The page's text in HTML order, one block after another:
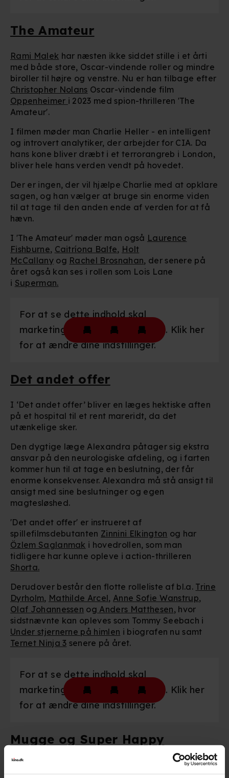
The Amateur
Rami Malek har næsten ikke siddet stille i et årti
med både store, Oscar-vindende roller og mindre
biroller til højre og venstre. Nu er han tilbage efter
Christopher Nolans Oscar-vindende film
Oppenheimer i 2023 med spion-thrilleren 'The
Amateur'.
I filmen møder man Charlie Heller - en intelligent
og introvert analytiker, der arbejder for CIA. Da
hans kone bliver dræbt i et terrorangreb i London,
bliver hele hans verden vendt på hovedet.
Der er ingen, der vil hjælpe Charlie med at opklare
sagen, og han vælger at bruge sin enorme viden
til at tage til den anden ende af verden for at få
hævn.
I 'The Amateur' møder man også Laurence
Fishburne, Caitríona Balfe, Holt
McCallanyog Rachel Brosnahan, der senere på
året også kan ses i rollen som Lois Lane
i Superman.
For at se dette indhold skal
marketingcookies være slået til. Klik her
for at ændre dine indstillinger.
Det andet offer
I ‘Det andet offer’ bliver en læges hektiske aften
på et hospital til et rent mareridt, da det
utænkelige sker.
Den dygtige læge Alexandra påtager sig ekstra
ansvar på den neurologiske afdeling, og i farten
kommer hun til at tage en beslutning, der får
enorme konsekvenser. Alexandra må stå ansigt til
ansigt med sine beslutninger og egen
magtesløshed.
'Det andet offer' er instrueret af
spillefilmsdebutanten Zinnini Elkington og har
Özlem Saglanmak i hovedrollen, som man
tidligere har kunne opleve i action-thrilleren
Shorta.
Derudover består den flotte rolleliste af bl.a. Trine
Dyrholm, Mathilde Arcel, Anne Sofie Wanstrup,
Olaf Johannessen og Anders Matthesen, hvor
sidstnævnte kan opleves som Tommy Seebach i
Under stjernerne på himlen i biografen nu samt
Ternet Ninja 3 senere på året.
For at se dette indhold skal
marketingcookies være slået til. Klik her
for at ændre dine indstillinger.
Mugge og Super Happy
Makkerparret
Morgenthalerstår bag en række danske